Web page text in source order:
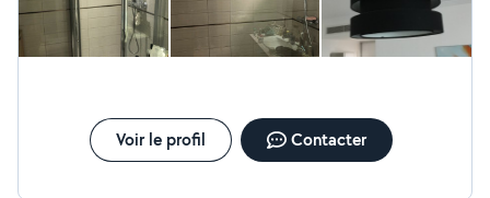
Voir le profil Contacter